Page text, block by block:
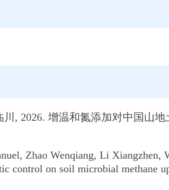
, 2026. 增温和氮添加对中国山
Zhao Wenqiang, Li Xiangzhen,
on soil microbial methane